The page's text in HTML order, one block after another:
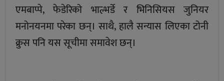
एमबाप्पे, फेडेरिको भाल्भर्डे र भिनिसियस जुनियर
मनोनयनमा परेका छन्। साथै, हालै सन्यास लिएका टोनी
क्रुस पनि यस सूचीमा समावेश छन्।